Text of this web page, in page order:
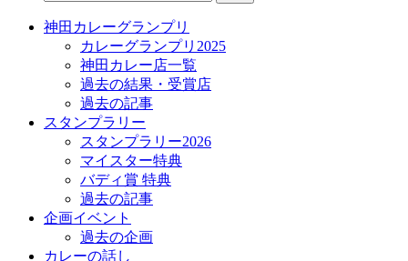
神田カレーグランプリ
カレーグランプリ2025
神田カレー店一覧
過去の結果・受賞店
過去の記事
スタンプラリー
スタンプラリー2026
マイスター特典
バディ賞 特典
過去の記事
企画イベント
過去の企画
カレーの話し